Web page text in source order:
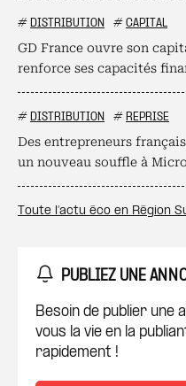
# DISTRIBUTION # CAPITAL
GD France ouvre son
renforce ses capacités
# DISTRIBUTION # REPRISE
Des entrepreneurs
un nouveau souffle à
Toute l’actu éco en Région
PUBLIEZ UNE
Besoin de publier une
vous la vie en la
rapidement !